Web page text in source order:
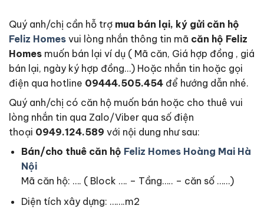
Quý anh/chị cần hỗ trợ mua bán lại, ký gửi căn hộ
Feliz Homes vui lòng nhắn thông tin mã căn hộ Feliz
Homes muốn bán lại ví dụ ( Mã căn, Giá hợp đồng , giá
bán lại, ngày ký hợp đồng…) Hoặc nhắn tin hoặc gọi
điện qua hotline 09444.505.454 để hướng dẫn nhé.
Quý anh/chị có căn hộ muốn bán hoặc cho thuê vui
lòng nhắn tin qua Zalo/Viber qua số điện
thoại 0949.124.589 với nội dung như sau:
Bán/cho thuê căn hộ Feliz Homes Hoàng Mai Hà
Nội
Mã căn hộ: …. ( Block …. – Tầng….. – căn số ……)
Diện tích xây dựng: …….m2